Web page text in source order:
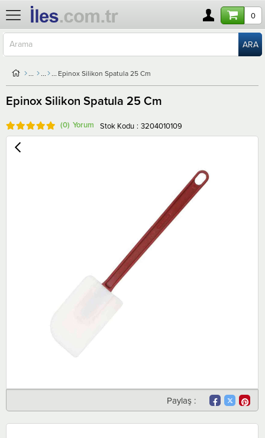
0
Epinox Silikon Spatula 25 Cm
Epinox Silikon Spatula 25 Cm
(0) Stok Kodu 3204010109
Paylaş :